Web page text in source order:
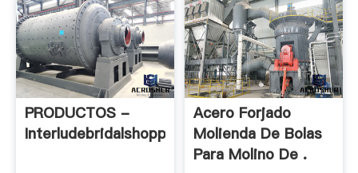
PRODUCTOS -
Interludebridalshoppe
Acero Forjado
Molienda De Bolas
Para Molino De .